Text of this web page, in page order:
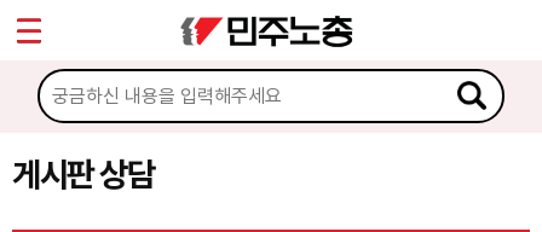
게시판 상담
마이페이지
소개
소식
Sketchbook5, 스케치북5